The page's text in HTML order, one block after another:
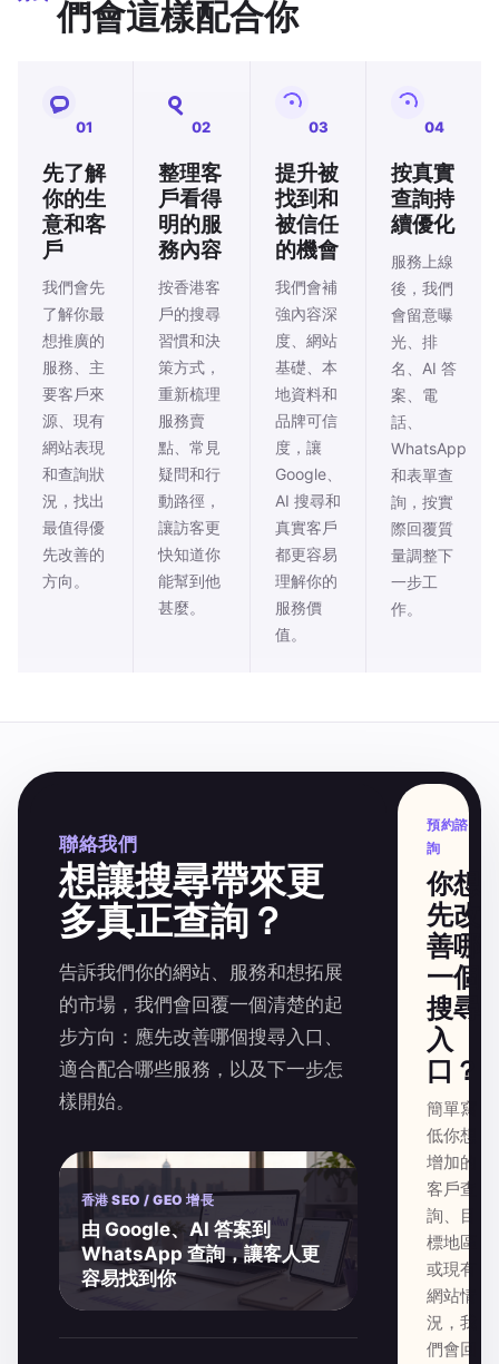
們會這樣配合你
01
先了解
你的生
意和客
戶
我們會先
了解你最
想推廣的
服務、主
要客戶來
源、現有
網站表現
和查詢狀
況，找出
最值得優
先改善的
方向。
02
整理客
戶看得
明的服
務內容
按香港客
戶的搜尋
習慣和決
策方式，
重新梳理
服務賣
點、常見
疑問和行
動路徑，
讓訪客更
快知道你
能幫到他
甚麼。
03
提升被
找到和
被信任
的機會
我們會補
強內容深
度、網站
基礎、本
地資料和
品牌可信
度，讓
Google、
AI 搜尋和
真實客戶
都更容易
理解你的
服務價
值。
04
按真實
查詢持
續優化
服務上線
後，我們
會留意曝
光、排
名、AI 答
案、電
話、
WhatsApp
和表單查
詢，按實
際回覆質
量調整下
一步工
作。
聯絡我們
想讓搜尋帶來更
多真正查詢？
告訴我們你的網站、服務和想拓展
的市場，我們會回覆一個清楚的起
步方向：應先改善哪個搜尋入口、
適合配合哪些服務，以及下一步怎
樣開始。
香港 SEO / GEO 增長
由 Google、AI 答案到
WhatsApp 查詢，讓客人更
容易找到你
預約諮
詢
你想
先改
善哪
一個
搜尋
入
口？
簡單寫
低你想
增加的
客戶查
詢、目
標地區
或現有
網站情
況，我
們會回